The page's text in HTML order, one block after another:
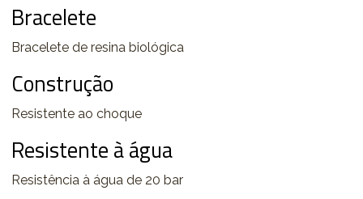
Bracelete
Bracelete de resina biológica
Construção
Resistente ao choque
Resistente à água
Resistência à água de 20 bar